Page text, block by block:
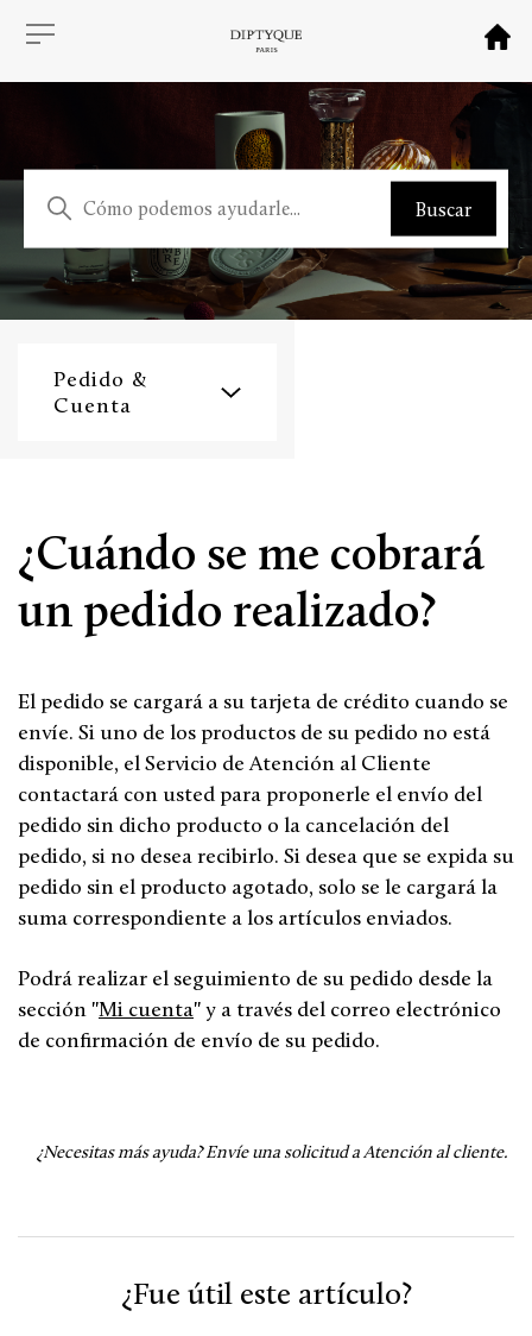
Pedido &
Cuenta
¿Cuándo se me cobrará
un pedido realizado?
El pedido se cargará a su tarjeta de crédito cuando se
envíe. Si uno de los productos de su pedido no está
disponible, el Servicio de Atención al Cliente
contactará con usted para proponerle el envío del
pedido sin dicho producto o la cancelación del
pedido, si no desea recibirlo. Si desea que se expida su
pedido sin el producto agotado, solo se le cargará la
suma correspondiente a los artículos enviados.
Podrá realizar el seguimiento de su pedido desde la
sección "Mi cuenta" y a través del correo electrónico
de confirmación de envío de su pedido.
¿Necesitas más ayuda?Envíe una solicitud a Atención al cliente.
¿Fue útil este artículo?